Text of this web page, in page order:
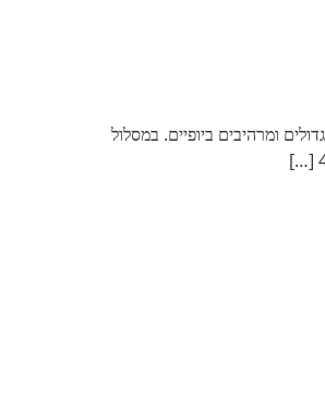
מהם גדולים ומרהיבים ביופיים. במסלול